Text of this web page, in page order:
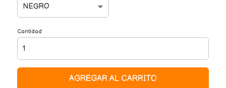
Cantidad
AGREGAR AL CARRITO